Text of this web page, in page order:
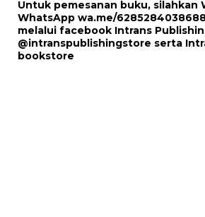
Untuk pemesanan buku, silahkan
WhatsApp wa.me/
melalui facebook Intrans
@intranspublishingstore serta
bookstore